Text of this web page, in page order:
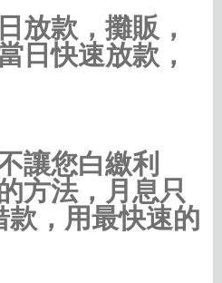
放款，攤販，
日快速放款，
讓您白繳利
方法，月息只
款，用最快速的